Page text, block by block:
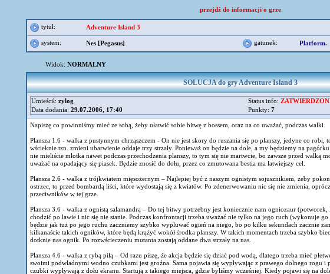
przejdź do informacji o grze
tytuł: Adventure Island 3
system: Nes [Pegasus] gatunek: Platform.
Widok: NORMALNY
SOLUCJA do gry Adventure Island 3
Umieścił: zylog Status info:
Data dodania: 29.07.2006, 17:40 Punkty: 7
Napiszę co powinniśmy mieć ze sobą, żeby ułatwić sobie bitwę z bossem, oraz na co uważać, podczas walki.
Plansza 1.6 - walka z pustynnym chrząszczem - On nie jest skory do ruszania się po planszy, jedyne co robi,
wścieknie tzn. zmieni ubarwienie oddaje trzy strzały. Ponieważ on będzie na dole, a my będziemy na
nie mieliście młotka nawet podczas przechodzenia planszy, to tym się nie martwcie, bo zawsze przed walką
uważać na opadający się piasek. Będzie znosić do dołu, przez co zmutowana bestia ma łatwiejszy cel.
Plansza 2.6 - walka z trójkwiatem mięsożernym – Najlepiej być z naszym ognistym sojusznikiem, żeby
ostrzec, to przed bombardą liści, które wydostają się z kwiatów. Po zdenerwowaniu nic się nie zmienia,
przeciwników w tej grze.
Plansza 3.6 - walka z ognistą salamandrą – Do tej bitwy potrzebny jest koniecznie nam ogniozaur
chodzić po lawie i nic się nie stanie. Podczas konfrontacji trzeba uważać nie tylko na jego ruch (wykonuje
będzie jak tuż po jego ruchu zaczniemy szybko wypluwać ogień na niego, bo po kilku sekundach zacznie
kilkanaście takich ogników, które będą krążyć wokół środka planszy. W takich momentach trzeba szybko
dotknie nas ognik. Po rozwścieczeniu mutanta zostają oddane dwa strzały na nas.
Plansza 4.6 - walka z rybą piłą – Od razu piszę, że akcja będzie się dziać pod wodą, dlatego trzeba mieć
swoimi podwładnymi wodno czubkami jest groźna. Sama pojawia się wypływając z prawego dolnego rogu i
czubki wypływają z dołu ekranu. Startują z takiego miejsca, gdzie byliśmy wcześniej. Kiedy pojawi się na